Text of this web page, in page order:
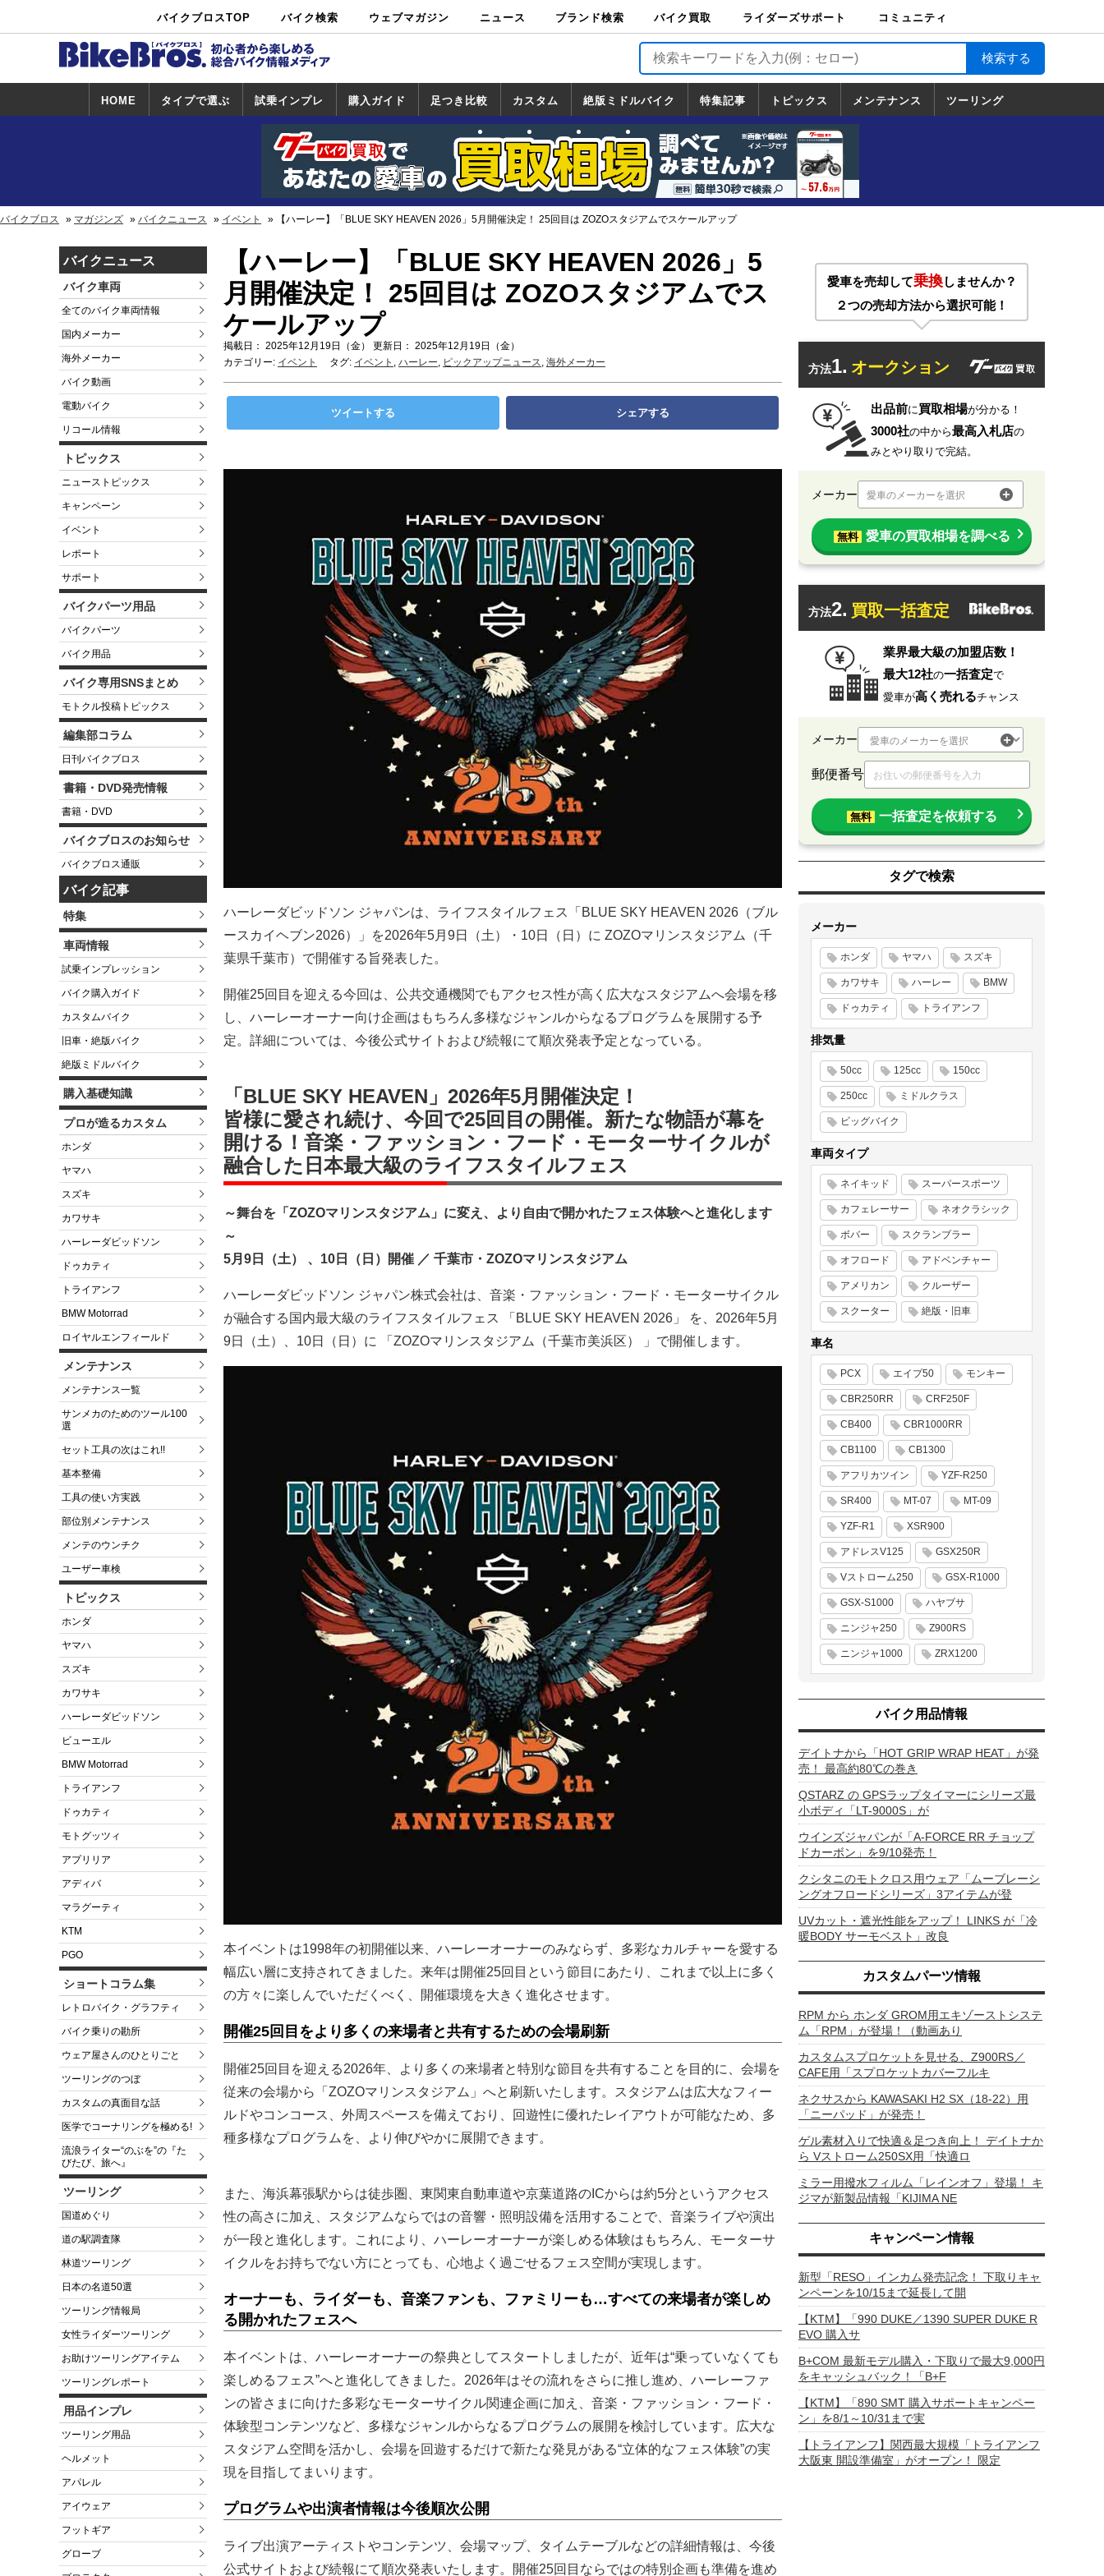
バイクブロスTOP バイク検索
中古バイ
ク・新車検
カタログ検
索
ショップ検
索
ウェブマガジン ニュース ブランド検索 バイク買取
バイク買取
ライダーズサポート
ライダーズサポート
TOP
バイク輸送
バイクガレージライ
フ
バイク車両保険
ロードサービス
バイク試乗
コミュニティ
HOME タイプで選ぶ 試乗インプレ
試乗インプレ
一覧
ホンダ
ヤマハ
スズキ
カワサキ
ハーレー
BMW
トライアンフ
ドゥカティ
購入ガイド
一覧
足つき比較 カスタム
カスタム
一覧
ホンダ
ヤマハ
スズキ
カワサキ
絶版ミドルバイク
絶版ミドルバイク
一覧
ホンダ
ヤマハ
スズキ
カワサキ
特集記事 トピックス
トピックス
一覧
ホンダ
ヤマハ
スズキ
カワサキ
ハーレーダ
ビッドソン
BMW
ドゥカティ
トライアン
フ
メンテナンス ツーリング
道の駅調査隊
ツーリング情報局
日本の道50選
国道めぐり
林道ツーリング
バイクブロス マガジンズ バイクニュース イベント 【ハーレー】「BLUE SKY HEAVEN 2026」5月開催決定！ 25回目は ZOZOスタジアムでスケールアップ
バイクニュース
バイク車両
全てのバイク車両情報
国内メーカー
海外メーカー
バイク動画
電動バイク
リコール情報
トピックス
ニューストピックス
キャンペーン
イベント
レポート
サポート
バイクパーツ用品
バイクパーツ
バイク用品
バイク専用SNSまとめ
モトクル投稿トピックス
編集部コラム
日刊バイクブロス
書籍・DVD発売情報
書籍・DVD
バイクブロスのお知らせ
バイクブロス通販
バイク記事
特集
車両情報
試乗インプレッション
バイク購入ガイド
カスタムバイク
旧車・絶版バイク
絶版ミドルバイク
購入基礎知識
プロが造るカスタム
ホンダ
ヤマハ
スズキ
カワサキ
ハーレーダビッドソン
ドゥカティ
トライアンフ
BMW Motorrad
ロイヤルエンフィールド
メンテナンス
メンテナンス一覧
サンメカのためのツール100
選
セット工具の次はこれ!!
基本整備
工具の使い方実践
部位別メンテナンス
メンテのウンチク
ユーザー車検
トピックス
ホンダ
ヤマハ
スズキ
カワサキ
ハーレーダビッドソン
ビューエル
BMW Motorrad
トライアンフ
ドゥカティ
モトグッツィ
アプリリア
アディバ
マラグーティ
KTM
PGO
ショートコラム集
レトロバイク・グラフティ
バイク乗りの勘所
ウェア屋さんのひとりごと
ツーリングのつぼ
カスタムの真面目な話
医学でコーナリングを極める!
流浪ライター“のぶを”の『た
びたび、旅へ』
ツーリング
国道めぐり
道の駅調査隊
林道ツーリング
日本の名道50選
ツーリング情報局
女性ライダーツーリング
お助けツーリングアイテム
ツーリングレポート
用品インプレ
ツーリング用品
ヘルメット
アパレル
アイウェア
フットギア
グローブ
【ハーレー】「BLUE SKY HEAVEN 2026」5
月開催決定！ 25回目は ZOZOスタジアムでス
ケールアップ
掲載日： 2025年12月19日（金） 更新日： 2025年12月19日（金）
カテゴリー: イベント タグ: イベント , ハーレー, ピックアップニュース, 海外メーカー
ツイートする シェアする
ハーレーダビッドソン ジャパンは、ライフスタイルフェス「BLUE SKY HEAVEN 2026（ブル
ースカイヘブン2026）」を2026年5月9日（土）・10日（日）に ZOZOマリンスタジアム（千
葉県千葉市）で開催する旨発表した。
開催25回目を迎える今回は、公共交通機関でもアクセス性が高く広大なスタジアムへ会場を移
し、ハーレーオーナー向け企画はもちろん多様なジャンルからなるプログラムを展開する予
定。詳細については、今後公式サイトおよび続報にて順次発表予定となっている。
「BLUE SKY HEAVEN」2026年5月開催決定！
皆様に愛され続け、今回で25回目の開催。新たな物語が幕を
開ける！音楽・ファッション・フード・モーターサイクルが
融合した日本最大級のライフスタイルフェス
～舞台を「ZOZOマリンスタジアム」に変え、より自由で開かれたフェス体験へと進化します
～
5月9日（土） 、10日（日）開催 ／ 千葉市・ZOZOマリンスタジアム
ハーレーダビッドソン ジャパン株式会社は、音楽・ファッション・フード・モーターサイクル
が融合する国内最大級のライフスタイルフェス 「BLUE SKY HEAVEN 2026」 を、2026年5月
9日（土）、10日（日）に 「ZOZOマリンスタジアム（千葉市美浜区） 」で開催します。
本イベントは1998年の初開催以来、ハーレーオーナーのみならず、多彩なカルチャーを愛する
幅広い層に支持されてきました。来年は開催25回目という節目にあたり、これまで以上に多く
の方々に楽しんでいただくべく、開催環境を大きく進化させます。
開催25回目をより多くの来場者と共有するための会場刷新
開催25回目を迎える2026年、より多くの来場者と特別な節目を共有することを目的に、会場を
従来の会場から「ZOZOマリンスタジアム」へと刷新いたします。スタジアムは広大なフィー
ルドやコンコース、外周スペースを備えており、回遊性に優れたレイアウトが可能なため、多
種多様なプログラムを、より伸びやかに展開できます。
また、海浜幕張駅からは徒歩圏、東関東自動車道や京葉道路のICからは約5分というアクセス
性の高さに加え、スタジアムならではの音響・照明設備を活用することで、音楽ライブや演出
が一段と進化します。これにより、ハーレーオーナーが楽しめる体験はもちろん、モーターサ
イクルをお持ちでない方にとっても、心地よく過ごせるフェス空間が実現します。
オーナーも、ライダーも、音楽ファンも、ファミリーも…すべての来場者が楽しめ
る開かれたフェスへ
本イベントは、ハーレーオーナーの祭典としてスタートしましたが、近年は“乗っていなくても
楽しめるフェス”へと進化してきました。2026年はその流れをさらに推し進め、ハーレーファ
ンの皆さまに向けた多彩なモーターサイクル関連企画に加え、音楽・ファッション・フード・
体験型コンテンツなど、多様なジャンルからなるプログラムの展開を検討しています。広大な
スタジアム空間を活かし、会場を回遊するだけで新たな発見がある“立体的なフェス体験”の実
現を目指してまいります。
プログラムや出演者情報は今後順次公開
ライブ出演アーティストやコンテンツ、会場マップ、タイムテーブルなどの詳細情報は、今後
公式サイトおよび続報にて順次発表いたします。開催25回目ならではの特別企画も準備を進め
愛車を売却して乗換しませんか？
２つの売却方法から選択可能！
方法1. オークション
出品前に買取相場が分かる！
3000社の中から最高入札店の
みとやり取りで完結。
メーカー 愛車のメーカーを選択
無料 愛車の買取相場を調べる
方法2. 買取一括査定
業界最大級の加盟店数！
最大12社の一括査定で
愛車が高く売れるチャンス
メーカー
郵便番号
無料 一括査定を依頼する
タグで検索
メーカー
ホンダ ヤマハ スズキ
カワサキ ハーレー BMW
ドゥカティ トライアンフ
排気量
50cc 125cc 150cc
250cc ミドルクラス
ビッグバイク
車両タイプ
ネイキッド スーパースポーツ
カフェレーサー ネオクラシック
ボバー スクランブラー
オフロード アドベンチャー
アメリカン クルーザー
スクーター 絶版・旧車
車名
PCX エイプ50 モンキー
CBR250RR CRF250F
CB400 CBR1000RR
CB1100 CB1300
アフリカツイン YZF-R250
SR400 MT-07 MT-09
YZF-R1 XSR900
アドレスV125 GSX250R
Vストローム250 GSX-R1000
GSX-S1000 ハヤブサ
ニンジャ250 Z900RS
ニンジャ1000 ZRX1200
バイク用品情報
デイトナから「HOT GRIP WRAP HEAT」が発
売！ 最高約80℃の巻き
QSTARZ の GPSラップタイマーにシリーズ最
小ボディ「LT-9000S」が
ウインズジャパンが「A-FORCE RR チョップ
ドカーボン」を9/10発売！
クシタニのモトクロス用ウェア「ムーブレーシ
ングオフロードシリーズ」3アイテムが登
UVカット・遮光性能をアップ！ LINKS が「冷
暖BODY サーモベスト」改良
カスタムパーツ情報
RPM から ホンダ GROM用エキゾーストシステ
ム「RPM」が登場！（動画あり
カスタムスプロケットを見せる、Z900RS／
CAFE用「スプロケットカバーフルキ
ネクサスから KAWASAKI H2 SX（18-22）用
「ニーパッド」が発売！
ゲル素材入りで快適＆足つき向上！ デイトナか
ら Vストローム250SX用「快適ロ
ミラー用撥水フィルム「レインオフ」登場！ キ
ジマが新製品情報「KIJIMA NE
キャンペーン情報
新型「RESO」インカム発売記念！ 下取りキャ
ンペーンを10/15まで延長して開
【KTM】「990 DUKE／1390 SUPER DUKE R
EVO 購入サ
B+COM 最新モデル購入・下取りで最大9,000円
をキャッシュバック！「B+F
【KTM】「890 SMT 購入サポートキャンペー
ン」を8/1～10/31まで実
【トライアンフ】関西最大規模「トライアンフ
大阪東 開設準備室」がオープン！ 限定